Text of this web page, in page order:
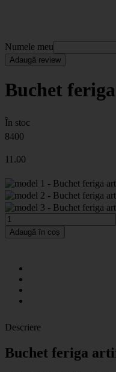
Numele meu
Adaugă review
Buchet
În stoc
8400
11 .00
Adaugă în coș
Descriere
Buchet feriga